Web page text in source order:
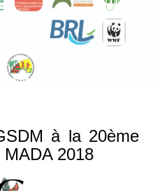
à la 20ème
2018